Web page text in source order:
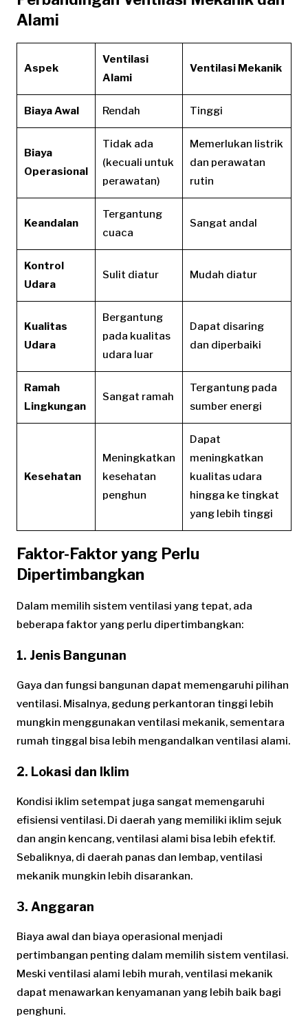
Alami
Aspek
Ventilasi
Alami
Ventilasi Mekanik
Biaya Awal Rendah Tinggi
Biaya
Operasional
Tidak ada
(kecuali untuk
perawatan)
Memerlukan listrik
dan perawatan
rutin
Keandalan
Tergantung
cuaca
Sangat andal
Kontrol
Udara
Sulit diatur Mudah diatur
Kualitas
Udara
Bergantung
pada kualitas
udara luar
Dapat disaring
dan diperbaiki
Ramah
Lingkungan
Sangat ramah
Tergantung pada
sumber energi
Kesehatan
Meningkatkan
kesehatan
penghun
Dapat
meningkatkan
kualitas udara
hingga ke tingkat
yang lebih tinggi
Faktor-Faktor yang Perlu
Dipertimbangkan
Dalam memilih sistem ventilasi yang tepat, ada
beberapa faktor yang perlu dipertimbangkan:
1. Jenis Bangunan
Gaya dan fungsi bangunan dapat memengaruhi pilihan
ventilasi. Misalnya, gedung perkantoran tinggi lebih
mungkin menggunakan ventilasi mekanik, sementara
rumah tinggal bisa lebih mengandalkan ventilasi alami.
2. Lokasi dan Iklim
Kondisi iklim setempat juga sangat memengaruhi
efisiensi ventilasi. Di daerah yang memiliki iklim sejuk
dan angin kencang, ventilasi alami bisa lebih efektif.
Sebaliknya, di daerah panas dan lembap, ventilasi
mekanik mungkin lebih disarankan.
3. Anggaran
Biaya awal dan biaya operasional menjadi
pertimbangan penting dalam memilih sistem ventilasi.
Meski ventilasi alami lebih murah, ventilasi mekanik
dapat menawarkan kenyamanan yang lebih baik bagi
penghuni.